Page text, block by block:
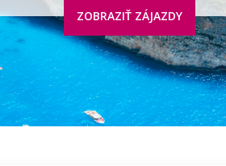
ZOBRAZIŤ ZÁJAZDY